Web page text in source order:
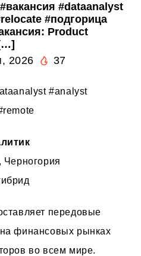
#dataanalyst
#подгорица
Product
2026
37
#analyst
, Черногория
передовые
финансовых рынках
во всем мире.